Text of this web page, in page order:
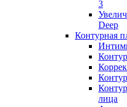
3
Deep
Контурная
лица